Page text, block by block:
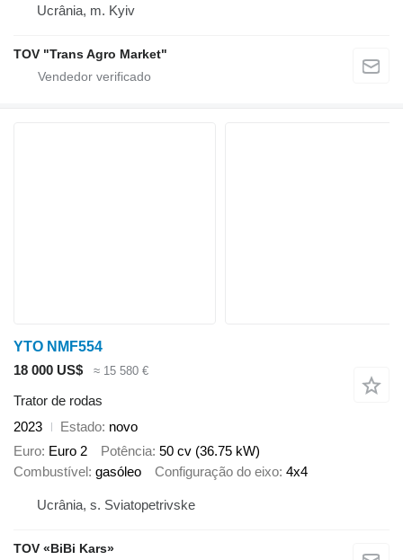
Ucrânia, m. Kyiv
TOV "Trans Agro Market"
YTO NMF554
18 000 US$
≈ 15 580 €
Trator de rodas
2023
Estado novo
Euro Euro 2 Potência 50 cv (36.75 kW)
Combustível gasóleo Configuração do eixo 4x4
Ucrânia, s. Sviatopetrivske
TOV «BiBi Kars»